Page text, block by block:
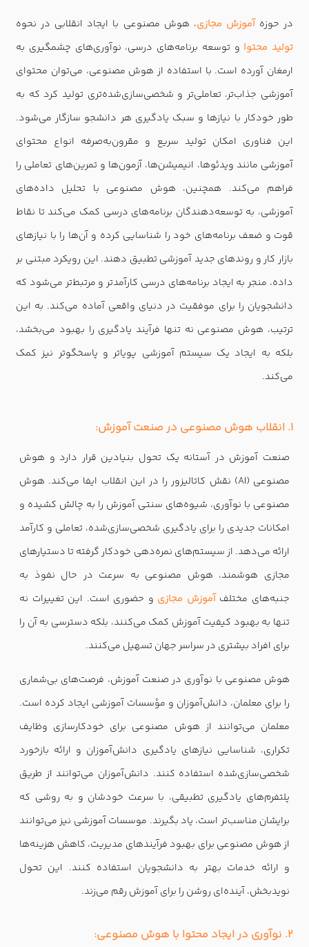
در حوزهآموزش مجازی، هوش مصنوعی با ایجاد انقلابی در نحوه
تولید محتوا و توسعه برنامه‌های درسی، نوآوری‌های چشمگیری به
ارمغان آورده است. با استفاده از هوش مصنوعی، می‌توان محتوای
آموزشی جذاب‌تر، تعاملی‌تر و شخصی‌سازی‌شده‌تری تولید کرد که به
طور خودکار با نیازها و سبک یادگیری هر دانشجو سازگار می‌شود.
این فناوری امکان تولید سریع و مقرون‌به‌صرفه انواع محتوای
آموزشی مانند ویدئوها، انیمیشن‌ها، آزمون‌ها و تمرین‌های تعاملی را
فراهم می‌کند. همچنین، هوش مصنوعی با تحلیل داده‌های
آموزشی، به توسعه‌دهندگان برنامه‌های درسی کمک می‌کند تا نقاط
قوت و ضعف برنامه‌های خود را شناسایی کرده و آن‌ها را با نیازهای
بازار کار و روندهای جدید آموزشی تطبیق دهند. این رویکرد مبتنی بر
داده، منجر به ایجاد برنامه‌های درسی کارآمدتر و مرتبط‌تر می‌شود که
دانشجویان را برای موفقیت در دنیای واقعی آماده می‌کند. به این
ترتیب، هوش مصنوعی نه تنها فرآیند یادگیری را بهبود می‌بخشد،
بلکه به ایجاد یک سیستم آموزشی پویاتر و پاسخگوتر نیز کمک
می‌کند.
1. انقلاب هوش مصنوعی در صنعت آموزش:
صنعت آموزش در آستانه یک تحول بنیادین قرار دارد و هوش
مصنوعی (AI) نقش کاتالیزور را در این انقلاب ایفا می‌کند. هوش
مصنوعی با نوآوری، شیوه‌های سنتی آموزش را به چالش کشیده و
امکانات جدیدی را برای یادگیری شخصی‌سازی‌شده، تعاملی و کارآمد
ارائه می‌دهد. از سیستم‌های نمره‌دهی خودکار گرفته تا دستیارهای
مجازی هوشمند، هوش مصنوعی به سرعت در حال نفوذ به
جنبه‌های مختلفآموزش مجازی و حضوری است. این تغییرات نه
تنها به بهبود کیفیت آموزش کمک می‌کنند، بلکه دسترسی به آن را
برای افراد بیشتری در سراسر جهان تسهیل می‌کنند.
هوش مصنوعی با نوآوری در صنعت آموزش، فرصت‌های بی‌شماری
را برای معلمان، دانش‌آموزان و مؤسسات آموزشی ایجاد کرده است.
معلمان می‌توانند از هوش مصنوعی برای خودکارسازی وظایف
تکراری، شناسایی نیازهای یادگیری دانش‌آموزان و ارائه بازخورد
شخصی‌سازی‌شده استفاده کنند. دانش‌آموزان می‌توانند از طریق
پلتفرم‌های یادگیری تطبیقی، با سرعت خودشان و به روشی که
برایشان مناسب‌تر است، یاد بگیرند. موسسات آموزشی نیز می‌توانند
از هوش مصنوعی برای بهبود فرآیندهای مدیریت، کاهش هزینه‌ها
و ارائه خدمات بهتر به دانشجویان استفاده کنند. این تحول
نویدبخش، آینده‌ای روشن را برای آموزش رقم می‌زند.
2. نوآوری در ایجاد محتوا با هوش مصنوعی: